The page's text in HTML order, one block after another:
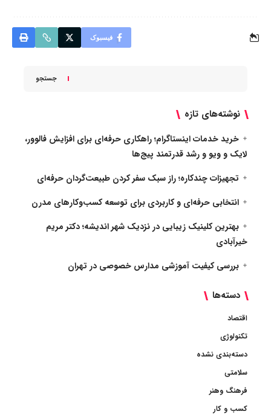
فیسبوک
جستجو
نوشته‌های تازه
خرید خدمات اینستاگرام؛ راهکاری حرفه‌ای برای افزایش فالوور،
لایک و ویو و رشد قدرتمند پیج‌ها
تجهیزات چندکاره؛ راز سبک سفر کردن طبیعت‌گردان حرفه‌ای
انتخابی حرفه‌ای و کاربردی برای توسعه کسب‌وکارهای مدرن
بهترین کلینیک زیبایی در نزدیک شهر اندیشه؛ دکتر مریم
خیرآبادی
بررسی کیفیت آموزشی مدارس خصوصی در تهران
دسته‌ها
اقتصاد
تکنولوژی
دسته‌بندی نشده
سلامتی
فرهنگ وهنر
کسب و کار